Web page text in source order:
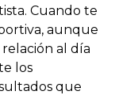
Cuando te
aunque
relación al día
los
que